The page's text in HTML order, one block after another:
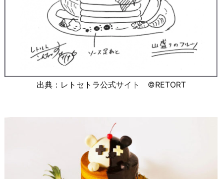
出典：レトセトラ公式サイト ©RETORT